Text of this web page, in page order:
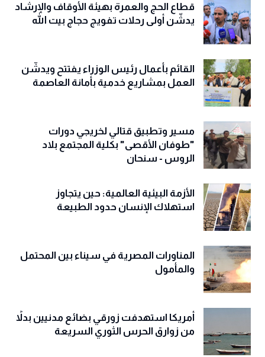
قطاع الحج والعمرة بهيئة الأوقاف والإرشاد
يدشّن أولى رحلات تفويج حجاج بيت الله
القائم بأعمال رئيس الوزراء يفتتح ويدشّن
العمل بمشاريع خدمية بأمانة العاصمة
مسير وتطبيق قتالي لخريجي دورات
"طوفان الأقصى" بكلية المجتمع بلاد
الروس - سنحان
الأزمة البيئية العالمية: حين يتجاوز
استهلاك الإنسان حدود الطبيعة
المناورات المصرية في سيناء بين المحتمل
والمأمول
أمريكا استهدفت زورقي بضائع مدنيين بدلاً
من زوارق الحرس الثوري السريعة